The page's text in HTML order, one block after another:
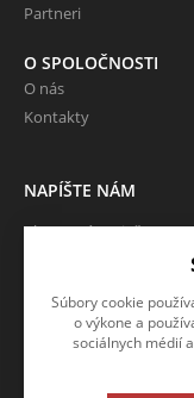
Partneri
O SPOLOČNOSTI
O nás
Kontakty
NAPÍŠTE NÁM
Chcete nám niečo
našich produktoch
shope? Neváhajte
CHCEM NAPÍSAŤ
Súbory cookie
o výkone a
sociálnych médií